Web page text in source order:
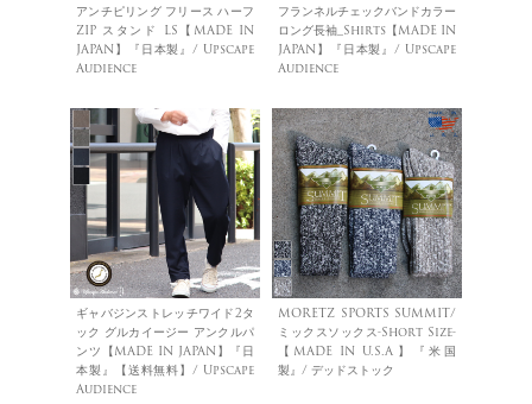
アンチピリング フリース ハーフ
ZIP スタンド LS【MADE IN
JAPAN】『日本製』/ Upscape
Audience
フランネルチェックバンドカラー
ロング長袖_Shirts【MADE IN
JAPAN】『日本製』/ Upscape
Audience
ギャバジンストレッチワイド2タ
ック グルカイージー アンクルパ
ンツ【MADE IN JAPAN】『日
本製』【送料無料】/ Upscape
Audience
MORETZ SPORTS SUMMIT/
ミックスソックス-Short Size-
【MADE IN U.S.A】『米国
製』/ デッドストック